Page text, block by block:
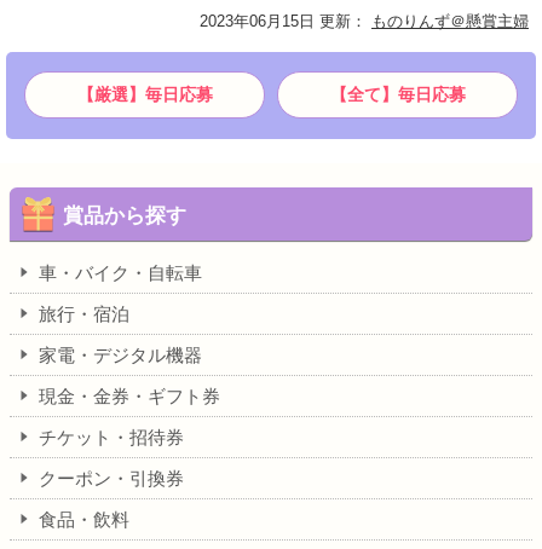
2023年06月15日 更新 ： ものりんず＠懸賞主婦
【厳選】毎日応募 【全て】毎日応募
賞品から探す
車・バイク・自転車
旅行・宿泊
家電・デジタル機器
現金・金券・ギフト券
チケット・招待券
クーポン・引換券
食品・飲料